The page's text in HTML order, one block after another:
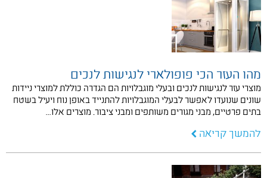
מהו העזר הכי פופולארי לנגישות לנכים
מוצרי עזר לנגישות לנכים ובעלי מוגבלויות הם הגדרה כוללת למוצרי ניידות
שונים שנועדו לאפשר לבעלי המוגבלויות להתנייד באופן נוח ויעיל בשטח
בתים פרטיים, מבני מגורים משותפים ומבני ציבור. מוצרים אלו…
להמשך קריאה